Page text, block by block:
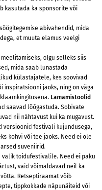
kasutada ka sponsorite või
abivahendid, mida
et muuta elamus veelgi
olgu selleks siis
mida saab lunastada
külastajatele, kes soovivad
inspiratsiooni jaoks, ning on väga
Lamamistoolid
saavad lõõgastuda. Sobivate
nii nähtavust kui ka mugavust.
versioonid festivali kujundusega,
kohvi või tee jaoks. Need ei ole
suveniirid.
toidufestivalile. Need ei paku
vaid võimaldavad neil ka
Retseptiraamat võib
tippkokkade näpunäiteid või